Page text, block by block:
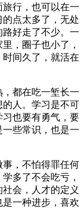
行，也可以在一
点太多了，无处
好走了不少。一
，圈子也小了，
间久了，就活在
都在吃一堑长一
人。学习是不可
习也要有勇气，要
些常识，也是一
，不怕得罪任何
多了不会吃亏，
会，人才的定义
一种进步，喜欢